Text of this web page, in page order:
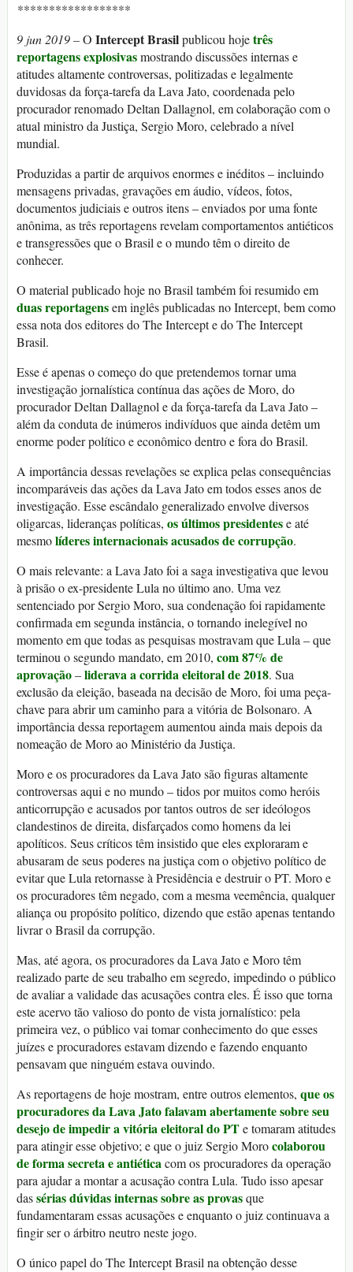
******************
9 jun 2019 –O Intercept Brasilpublicou hojetrês
reportagensexplosivasmostrando discussões internas e
atitudes altamente controversas, politizadas e legalmente
duvidosas da força-tarefa da Lava Jato, coordenada pelo
procurador renomado Deltan Dallagnol, em colaboração com o
atual ministro da Justiça, Sergio Moro, celebrado a nível
mundial.
Produzidas a partir de arquivos enormes e inéditos – incluindo
mensagens privadas, gravações em áudio, vídeos, fotos,
documentos judiciais e outros itens – enviados por uma fonte
anônima, as três reportagens revelam comportamentos antiéticos
e transgressões que o Brasil e o mundo têm o direito de
conhecer.
O material publicado hoje no Brasil também foi resumido em
duasreportagensem inglês publicadas no Intercept, bem como
essa nota dos editores do The Intercept e do The Intercept
Brasil.
Esse é apenas o começo do que pretendemos tornar uma
investigação jornalística contínua das ações de Moro, do
procurador Deltan Dallagnol e da força-tarefa da Lava Jato –
além da conduta de inúmeros indivíduos que ainda detêm um
enorme poder político e econômico dentro e fora do Brasil.
A importância dessas revelações se explica pelas consequências
incomparáveis das ações da Lava Jato em todos esses anos de
investigação. Esse escândalo generalizado envolve diversos
oligarcas, lideranças políticas, os últimos presidentese até
mesmolíderes internacionais acusados de corrupção.
O mais relevante: a Lava Jato foi a saga investigativa que levou
à prisão o ex-presidente Lula no último ano. Uma vez
sentenciado por Sergio Moro, sua condenação foi rapidamente
confirmada em segunda instância, o tornando inelegível no
momento em que todas as pesquisas mostravam que Lula – que
terminou o segundo mandato, em 2010, com 87% de
aprovação–liderava a corrida eleitoral de 2018. Sua
exclusão da eleição, baseada na decisão de Moro, foi uma peça-
chave para abrir um caminho para a vitória de Bolsonaro. A
importância dessa reportagem aumentou ainda mais depois da
nomeação de Moro ao Ministério da Justiça.
Moro e os procuradores da Lava Jato são figuras altamente
controversas aqui e no mundo – tidos por muitos como heróis
anticorrupção e acusados por tantos outros de ser ideólogos
clandestinos de direita, disfarçados como homens da lei
apolíticos. Seus críticos têm insistido que eles exploraram e
abusaram de seus poderes na justiça com o objetivo político de
evitar que Lula retornasse à Presidência e destruir o PT. Moro e
os procuradores têm negado, com a mesma veemência, qualquer
aliança ou propósito político, dizendo que estão apenas tentando
livrar o Brasil da corrupção.
Mas, até agora, os procuradores da Lava Jato e Moro têm
realizado parte de seu trabalho em segredo, impedindo o público
de avaliar a validade das acusações contra eles. É isso que torna
este acervo tão valioso do ponto de vista jornalístico: pela
primeira vez, o público vai tomar conhecimento do que esses
juízes e procuradores estavam dizendo e fazendo enquanto
pensavam que ninguém estava ouvindo.
As reportagens de hoje mostram, entre outros elementos, que os
procuradores da Lava Jato falavam abertamente sobre seu
desejo de impedir a vitória eleitoral do PTe tomaram atitudes
para atingir esse objetivo; e que o juiz Sergio Morocolaborou
de forma secreta e antiéticacom os procuradores da operação
para ajudar a montar a acusação contra Lula. Tudo isso apesar
dassérias dúvidas internas sobre as provasque
fundamentaram essas acusações e enquanto o juiz continuava a
fingir ser o árbitro neutro neste jogo.
O único papel do The Intercept Brasil na obtenção desse